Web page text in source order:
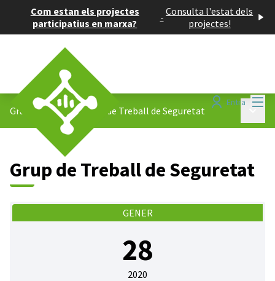
Com estan els projectes
participatius en marxa?
- Consulta l'estat dels
projectes!
Entra
Grups de treball / Grup de Treball de Seguretat
Grup de Treball de Seguretat
GENER
28
2020